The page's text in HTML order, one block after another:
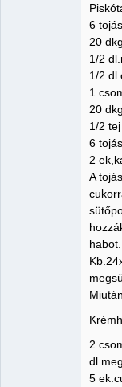
6
20
1/2
1/2
1
20
1/2 tej
6
2
A
habot.
2
5